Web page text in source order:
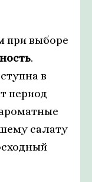
при выборе
.
в
период
салату